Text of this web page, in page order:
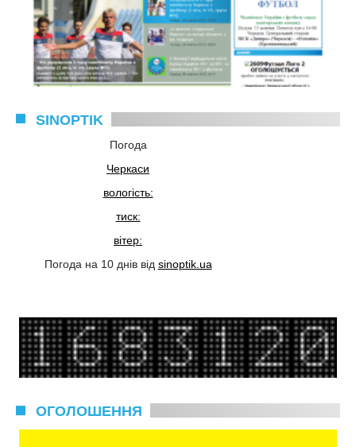
SINOPTIK
Погода
Черкаси
вологість:
тиск:
вітер:
Погода на 10 днів від sinoptik.ua
ОГОЛОШЕННЯ